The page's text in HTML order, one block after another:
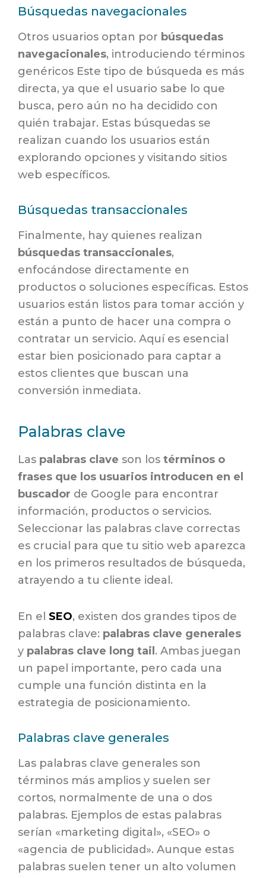
Búsquedas navegacionales
Otros usuarios optan por búsquedas
navegacionales, introduciendo términos
genéricos Este tipo de búsqueda es más
directa, ya que el usuario sabe lo que
busca, pero aún no ha decidido con
quién trabajar. Estas búsquedas se
realizan cuando los usuarios están
explorando opciones y visitando sitios
web específicos.
Búsquedas transaccionales
Finalmente, hay quienes realizan
búsquedas transaccionales,
enfocándose directamente en
productos o soluciones específicas. Estos
usuarios están listos para tomar acción y
están a punto de hacer una compra o
contratar un servicio. Aquí es esencial
estar bien posicionado para captar a
estos clientes que buscan una
conversión inmediata.
Palabras clave
Las palabras clave son los términos o
frases que los usuarios introducen en el
buscador de Google para encontrar
información, productos o servicios.
Seleccionar las palabras clave correctas
es crucial para que tu sitio web aparezca
en los primeros resultados de búsqueda,
atrayendo a tu cliente ideal.
En el SEO, existen dos grandes tipos de
palabras clave: palabras clave generales
y palabras clave long tail . Ambas juegan
un papel importante, pero cada una
cumple una función distinta en la
estrategia de posicionamiento.
Palabras clave generales
Las palabras clave generales son
términos más amplios y suelen ser
cortos, normalmente de una o dos
palabras. Ejemplos de estas palabras
serían «marketing digital», «SEO» o
«agencia de publicidad». Aunque estas
palabras suelen tener un alto volumen